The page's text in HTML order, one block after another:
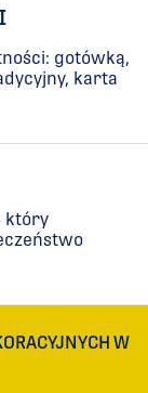
gotówką,
karta
który
W